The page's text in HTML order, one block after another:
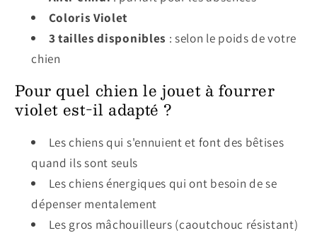
Coloris Violet
3 tailles disponibles : selon le poids de votre
chien
Pour quel chien le jouet à fourrer
violet est-il adapté ?
Les chiens qui s'ennuient et font des bêtises
quand ils sont seuls
Les chiens énergiques qui ont besoin de se
dépenser mentalement
Les gros mâchouilleurs (caoutchouc résistant)